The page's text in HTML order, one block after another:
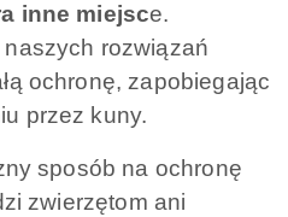
inne miejsce.
rozwiązań
ochronę, zapobiegając
przez kuny.
sposób na ochronę
zwierzętom ani